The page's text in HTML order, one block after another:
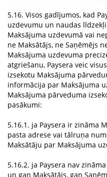
5.16. Visos gadījumos, kad
uzdevumu un naudas
Maksājuma uzdevumā vai
ne Maksātājs, ne Saņēmējs
Maksājuma uzdevuma
atgriešanu, Paysera veic
izsekotu Maksājuma
informācija par Maksājuma
Maksājuma pārveduma
pasākumi:
5.16.1. ja Paysera ir zināma
pasta adrese vai tālruņa
Maksātāju par Maksājuma
5.16.2. ja Paysera nav
un gan Maksātājs, gan